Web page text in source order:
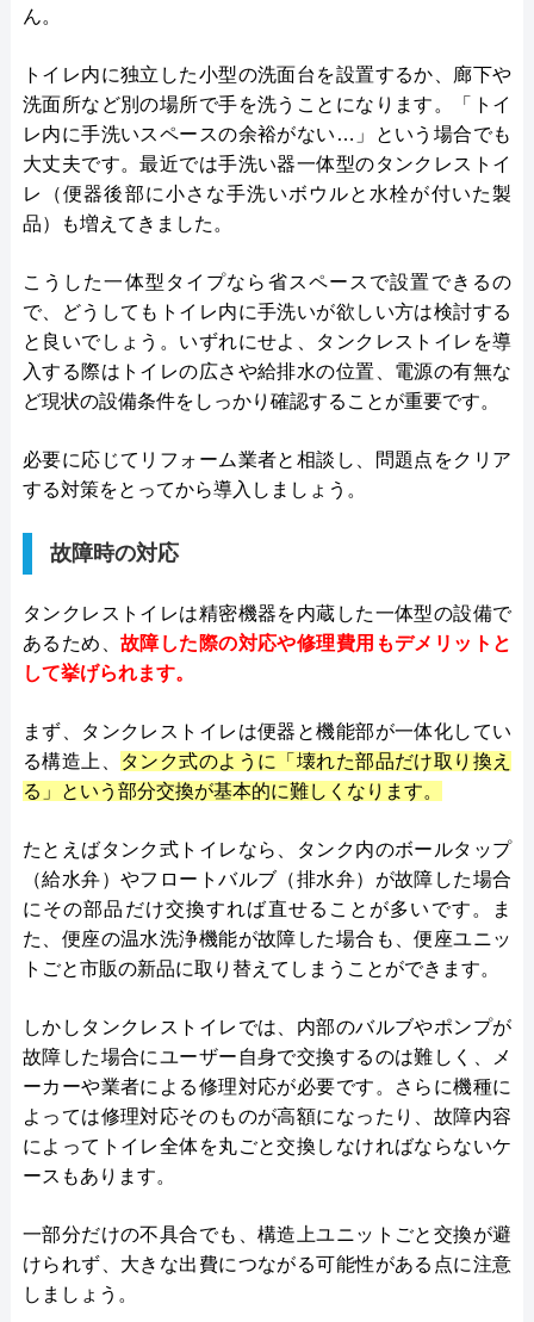
ん。
トイレ内に独立した小型の洗面台を設置するか、廊下や
洗面所など別の場所で手を洗うことになります。「トイ
レ内に手洗いスペースの余裕がない…」という場合でも
大丈夫です。最近では手洗い器一体型のタンクレストイ
レ（便器後部に小さな手洗いボウルと水栓が付いた製
品）も増えてきました。
こうした一体型タイプなら省スペースで設置できるの
で、どうしてもトイレ内に手洗いが欲しい方は検討する
と良いでしょう。いずれにせよ、タンクレストイレを導
入する際はトイレの広さや給排水の位置、電源の有無な
ど現状の設備条件をしっかり確認することが重要です。
必要に応じてリフォーム業者と相談し、問題点をクリア
する対策をとってから導入しましょう。
故障時の対応
タンクレストイレは精密機器を内蔵した一体型の設備で
あるため、故障した際の対応や修理費用もデメリットと
して挙げられます。
まず、タンクレストイレは便器と機能部が一体化してい
る構造上、
タンク式のように「壊れた部品だけ取り換え
る」という部分交換が基本的に難しくなります。
たとえばタンク式トイレなら、タンク内のボールタップ
（給水弁）やフロートバルブ（排水弁）が故障した場合
にその部品だけ交換すれば直せることが多いです。ま
た、便座の温水洗浄機能が故障した場合も、便座ユニッ
トごと市販の新品に取り替えてしまうことができます。
しかしタンクレストイレでは、内部のバルブやポンプが
故障した場合にユーザー自身で交換するのは難しく、メ
ーカーや業者による修理対応が必要です。さらに機種に
よっては修理対応そのものが高額になったり、故障内容
によってトイレ全体を丸ごと交換しなければならないケ
ースもあります。
一部分だけの不具合でも、構造上ユニットごと交換が避
けられず、大きな出費につながる可能性がある点に注意
しましょう。